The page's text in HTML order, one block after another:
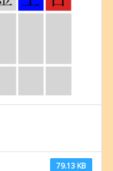
79.13 KB